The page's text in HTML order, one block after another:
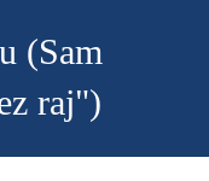
(Sam
raj")